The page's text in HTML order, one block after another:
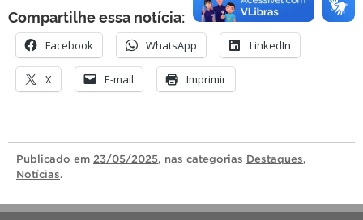
Compartilhe essa notícia:
Facebook WhatsApp LinkedIn
X E-mail Imprimir
Publicado em 23/05/2025, nas categorias Destaques,
Notícias.